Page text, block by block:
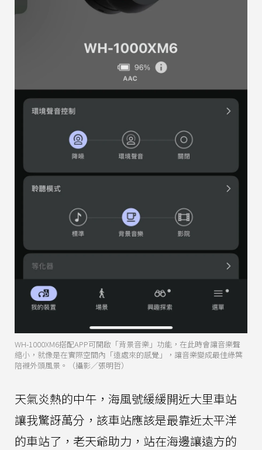
WH-1000XM6搭配APP可開啟「背景音樂」功能，在此時會讓音樂聲
縮小，就像是在實際空間內「遠處來的感覺」，讓音樂變成最佳綠葉
陪襯外頭風景。（攝影／張明哲）
天氣炎熱的中午，海風號緩緩開近大里車站
讓我驚訝萬分，該車站應該是最靠近太平洋
的車站了，老天爺助力，站在海邊讓遠方的